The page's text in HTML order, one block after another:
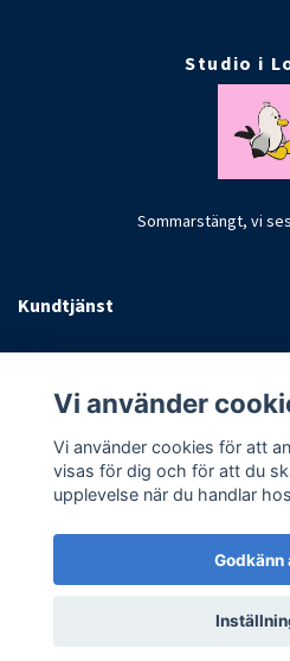
Studio i
Sommarstängt, vi
Kundtjänst
© 2026
Vi använder
Vi använder cookies för att
visas för dig och för att du
upplevelse när du handlar
Godkänn